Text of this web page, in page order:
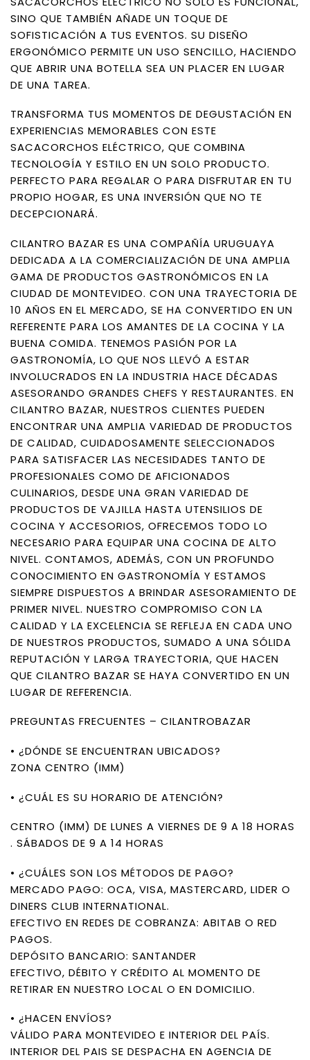
SINO QUE TAMBIÉN AÑADE UN TOQUE DE
SOFISTICACIÓN A TUS EVENTOS. SU DISEÑO
ERGONÓMICO PERMITE UN USO SENCILLO, HACIENDO
QUE ABRIR UNA BOTELLA SEA UN PLACER EN LUGAR
DE UNA TAREA.
TRANSFORMA TUS MOMENTOS DE DEGUSTACIÓN EN
EXPERIENCIAS MEMORABLES CON ESTE
SACACORCHOS ELÉCTRICO, QUE COMBINA
TECNOLOGÍA Y ESTILO EN UN SOLO PRODUCTO.
PERFECTO PARA REGALAR O PARA DISFRUTAR EN TU
PROPIO HOGAR, ES UNA INVERSIÓN QUE NO TE
DECEPCIONARÁ.
CILANTRO BAZAR ES UNA COMPAÑÍA URUGUAYA
DEDICADA A LA COMERCIALIZACIÓN DE UNA AMPLIA
GAMA DE PRODUCTOS GASTRONÓMICOS EN LA
CIUDAD DE MONTEVIDEO. CON UNA TRAYECTORIA DE
10 AÑOS EN EL MERCADO, SE HA CONVERTIDO EN UN
REFERENTE PARA LOS AMANTES DE LA COCINA Y LA
BUENA COMIDA. TENEMOS PASIÓN POR LA
GASTRONOMÍA, LO QUE NOS LLEVÓ A ESTAR
INVOLUCRADOS EN LA INDUSTRIA HACE DÉCADAS
ASESORANDO GRANDES CHEFS Y RESTAURANTES. EN
CILANTRO BAZAR, NUESTROS CLIENTES PUEDEN
ENCONTRAR UNA AMPLIA VARIEDAD DE PRODUCTOS
DE CALIDAD, CUIDADOSAMENTE SELECCIONADOS
PARA SATISFACER LAS NECESIDADES TANTO DE
PROFESIONALES COMO DE AFICIONADOS
CULINARIOS, DESDE UNA GRAN VARIEDAD DE
PRODUCTOS DE VAJILLA HASTA UTENSILIOS DE
COCINA Y ACCESORIOS, OFRECEMOS TODO LO
NECESARIO PARA EQUIPAR UNA COCINA DE ALTO
NIVEL. CONTAMOS, ADEMÁS, CON UN PROFUNDO
CONOCIMIENTO EN GASTRONOMÍA Y ESTAMOS
SIEMPRE DISPUESTOS A BRINDAR ASESORAMIENTO DE
PRIMER NIVEL. NUESTRO COMPROMISO CON LA
CALIDAD Y LA EXCELENCIA SE REFLEJA EN CADA UNO
DE NUESTROS PRODUCTOS, SUMADO A UNA SÓLIDA
REPUTACIÓN Y LARGA TRAYECTORIA, QUE HACEN
QUE CILANTRO BAZAR SE HAYA CONVERTIDO EN UN
LUGAR DE REFERENCIA.
PREGUNTAS FRECUENTES – CILANTROBAZAR
• ¿DÓNDE SE ENCUENTRAN UBICADOS?
ZONA CENTRO (IMM)
• ¿CUÁL ES SU HORARIO DE ATENCIÓN?
CENTRO (IMM) DE LUNES A VIERNES DE 9 A 18 HORAS
. SÁBADOS DE 9 A 14 HORAS
• ¿CUÁLES SON LOS MÉTODOS DE PAGO?
MERCADO PAGO: OCA, VISA, MASTERCARD, LIDER O
DINERS CLUB INTERNATIONAL.
EFECTIVO EN REDES DE COBRANZA: ABITAB O RED
PAGOS.
DEPÓSITO BANCARIO: SANTANDER
EFECTIVO, DÉBITO Y CRÉDITO AL MOMENTO DE
RETIRAR EN NUESTRO LOCAL O EN DOMICILIO.
• ¿HACEN ENVÍOS?
VÁLIDO PARA MONTEVIDEO E INTERIOR DEL PAÍS.
INTERIOR DEL PAIS SE DESPACHA EN AGENCIA DE